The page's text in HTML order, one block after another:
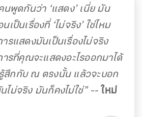
นพูดกันว่า ‘แสดง’ เนี่ย มัน
เป็นเรื่องที่ ‘ไม่จริง’ ใช่ไหม
รแสดงมันเป็นเรื่องไม่จริง
ารที่คุณจะแสดงอะไรออกมาได้
กกับ ณ ตรงนั้น แล้วจะบอก
ม่จริง มันก็คงไม่ใช่”--ใหม่